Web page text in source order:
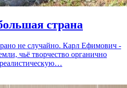
страна
не случайно. Карл Ефимович -
чьё творчество органично